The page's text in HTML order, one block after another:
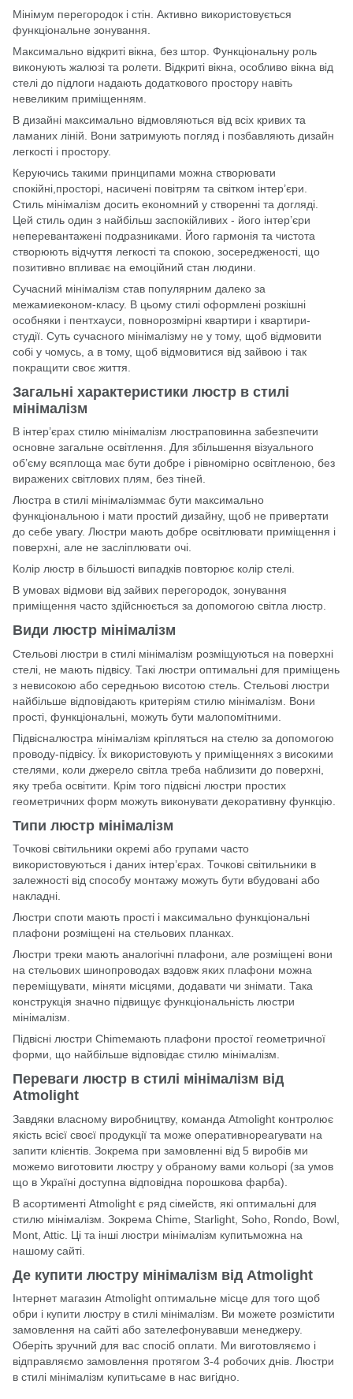
Мінімум перегородок і стін. Активно використовується
функціональне зонування.
Максимально відкриті вікна, без штор. Функціональну роль
виконують жалюзі та ролети. Відкриті вікна, особливо вікна від
стелі до підлоги надають додаткового простору навіть
невеликим приміщенням.
В дизайні максимально відмовляються від всіх кривих та
ламаних ліній. Вони затримують погляд і позбавляють дизайн
легкості і простору.
Керуючись такими принципами можна створювати
спокійні,просторі, насичені повітрям та світком інтер’єри.
Стиль мінімалізм досить економний у створенні та догляді.
Цей стиль один з найбільш заспокійливих - його інтер’єри
неперевантажені подразниками. Його гармонія та чистота
створюють відчуття легкості та спокою, зосередженості, що
позитивно впливає на емоційний стан людини.
Сучасний мінімалізм став популярним далеко за
межамиеконом-класу. В цьому стилі оформлені розкішні
особняки і пентхауси, повнорозмірні квартири і квартири-
студії. Суть сучасного мінімалізму не у тому, щоб відмовити
собі у чомусь, а в тому, щоб відмовитися від зайвою і так
покращити своє життя.
Загальні характеристики люстр в стилі
мінімалізм
В інтер’єрах стилю мінімалізм люстраповинна забезпечити
основне загальне освітлення. Для збільшення візуального
об’єму всяплоща має бути добре і рівномірно освітленою, без
виражених світлових плям, без тіней.
Люстра в стилі мінімалізммає бути максимально
функціональною і мати простий дизайну, щоб не привертати
до себе увагу. Люстри мають добре освітлювати приміщення і
поверхні, але не засліплювати очі.
Колір люстр в більшості випадків повторює колір стелі.
В умовах відмови від зайвих перегородок, зонування
приміщення часто здійснюється за допомогою світла люстр.
Види люстр мінімалізм
Стельові люстри в стилі мінімалізм розміщуються на поверхні
стелі, не мають підвісу. Такі люстри оптимальні для приміщень
з невисокою або середньою висотою стель. Стельові люстри
найбільше відповідають критеріям стилю мінімалізм. Вони
прості, функціональні, можуть бути малопомітними.
Підвісналюстра мінімалізм кріпляться на стелю за допомогою
проводу-підвісу. Їх використовують у приміщеннях з високими
стелями, коли джерело світла треба наблизити до поверхні,
яку треба освітити. Крім того підвісні люстри простих
геометричних форм можуть виконувати декоративну функцію.
Типи люстр мінімалізм
Точкові світильники окремі або групами часто
використовуються і даних інтер’єрах. Точкові світильники в
залежності від способу монтажу можуть бути вбудовані або
накладні.
Люстри споти мають прості і максимально функціональні
плафони розміщені на стельових планках.
Люстри треки мають аналогічні плафони, але розміщені вони
на стельових шинопроводах вздовж яких плафони можна
переміщувати, міняти місцями, додавати чи знімати. Така
конструкція значно підвищує функціональність люстри
мінімалізм.
Підвісні люстри Chimeмають плафони простої геометричної
форми, що найбільше відповідає стилю мінімалізм.
Переваги люстр в стилі мінімалізм від
Atmolight
Завдяки власному виробництву, команда Atmolight контролює
якість всієї своєї продукції та може оперативнореагувати на
запити клієнтів. Зокрема при замовленні від 5 виробів ми
можемо виготовити люстру у обраному вами кольорі (за умов
що в Україні доступна відповідна порошкова фарба).
В асортименті Atmolight є ряд сімейств, які оптимальні для
стилю мінімалізм. Зокрема Chime Starlight Soho Rondo Bowl
Mont Attic . Ці та інші люстри мінімалізм купитьможна на
нашому сайті.
Де купити люстру мінімалізм від Atmolight
Інтернет магазин Atmolight оптимальне місце для того щоб
обри і купити люстру в стилі мінімалізм. Ви можете розмістити
замовлення на сайті або зателефонувавши менеджеру.
Оберіть зручний для вас спосіб оплати. Ми виготовляємо і
відправляємо замовлення протягом 3-4 робочих днів. Люстри
в стилі мінімалізм купитьсаме в нас вигідно.